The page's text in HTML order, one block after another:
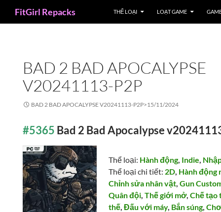
FitGirl Repacks THỂ LOẠI LOẠT GAME
BAD 2 BAD APOCALYPSE
V20241113-P2P
BAD 2 BAD APOCALYPSE V20241113-P2P>15/11/2024
#5365 Bad 2 Bad Apocalypse
Thể loại: Hành động, Indie,
Thể loại chi tiết: 2D, Hành động
Chỉnh sửa nhân vật,Gun
Quân đội,Thế giới mở,Chế tạo
thế,Đấu với máy, Bắn súng,